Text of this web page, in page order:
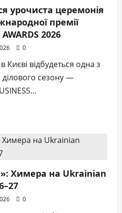
урочиста церемонія
премії
2026
0
Києві відбудеться одна з
сезону —
Химера на Ukrainian
0